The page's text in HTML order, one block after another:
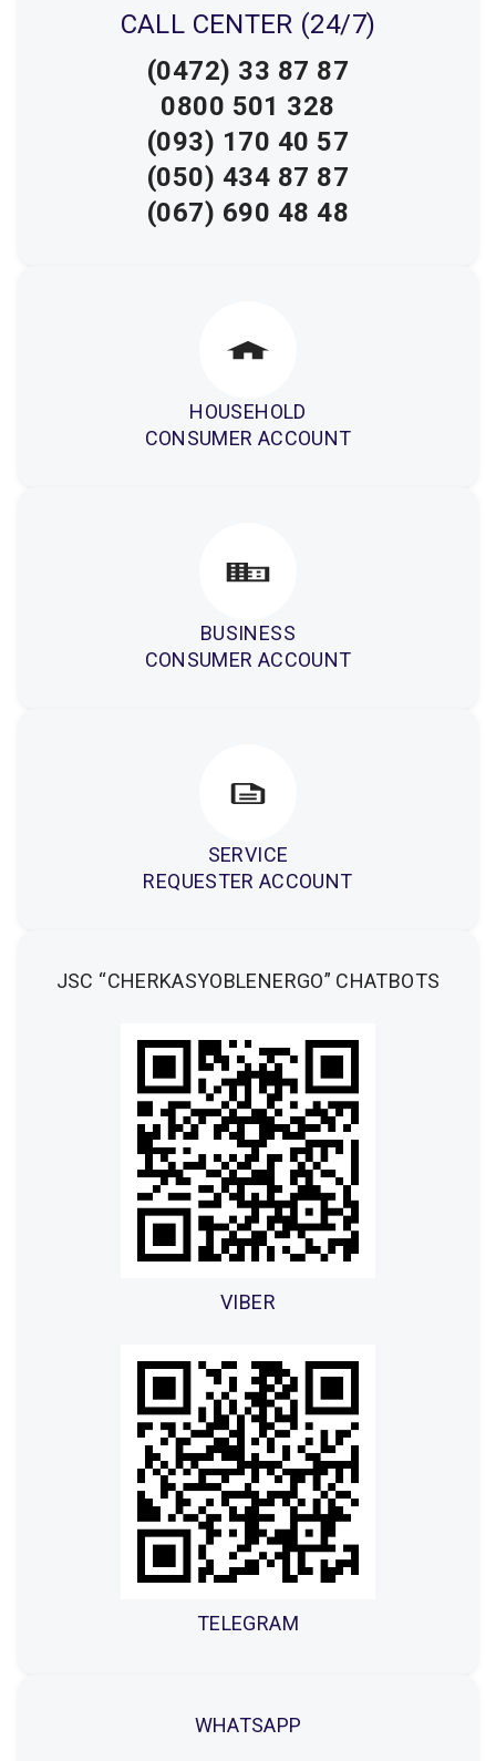
CALL CENTER (24/7)
(0472) 33 87 87
0800 501 328
(093) 170 40 57
(050) 434 87 87
(067) 690 48 48
HOUSEHOLD
CONSUMER ACCOUNT
BUSINESS
CONSUMER ACCOUNT
SERVICE
REQUESTER ACCOUNT
JSC “CHERKASYOBLENERGO” CHATBOTS
VIBER
TELEGRAM
WHATSAPP